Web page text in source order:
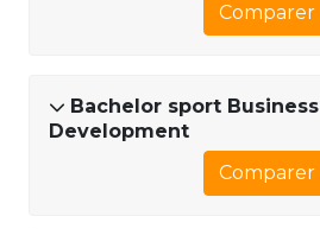
Comparer
Bachelor sport Business
Development
Comparer